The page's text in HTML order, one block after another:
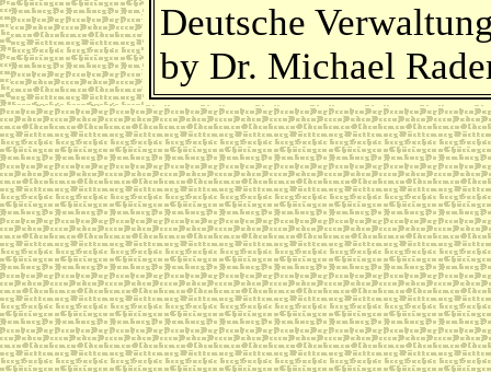
Deutsche
by Dr. Michael